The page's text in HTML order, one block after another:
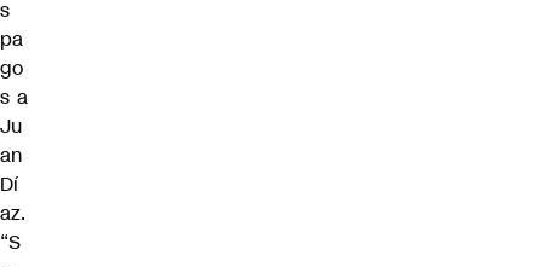
s
pa
go
s a
Ju
an
Dí
az.
“S